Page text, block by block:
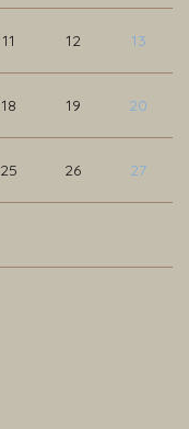
11 12 13
18 19 20
25 26 27